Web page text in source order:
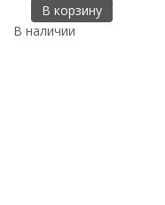
В корзину
В наличии